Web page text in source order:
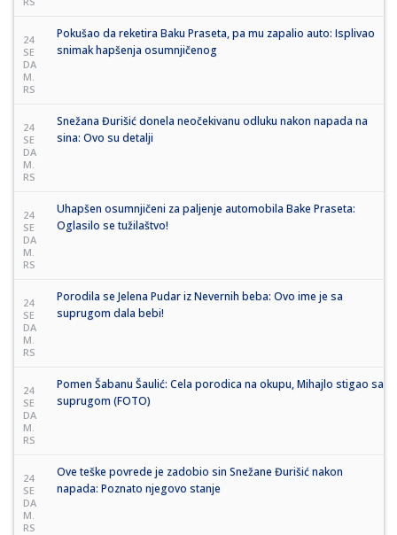
24
SE
DA
M.
RS
Pokušao da reketira Baku Praseta, pa mu zapalio auto: Isplivao
snimak hapšenja osumnjičenog
24
SE
DA
M.
RS
Snežana Đurišić donela neočekivanu odluku nakon napada na
sina: Ovo su detalji
24
SE
DA
M.
RS
Uhapšen osumnjičeni za paljenje automobila Bake Praseta:
Oglasilo se tužilaštvo!
24
SE
DA
M.
RS
Porodila se Jelena Pudar iz Nevernih beba: Ovo ime je sa
suprugom dala bebi!
24
SE
DA
M.
RS
Pomen Šabanu Šaulić: Cela porodica na okupu, Mihajlo stigao sa
suprugom (FOTO)
24
SE
DA
M.
RS
Ove teške povrede je zadobio sin Snežane Đurišić nakon
napada: Poznato njegovo stanje